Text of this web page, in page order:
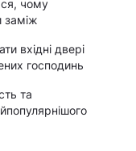
чому
заміж
вхідні двері
господинь
та